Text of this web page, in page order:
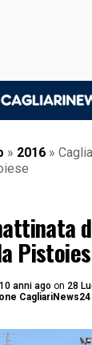
» 2016 »
10 anni ago on 28
CagliariNews24